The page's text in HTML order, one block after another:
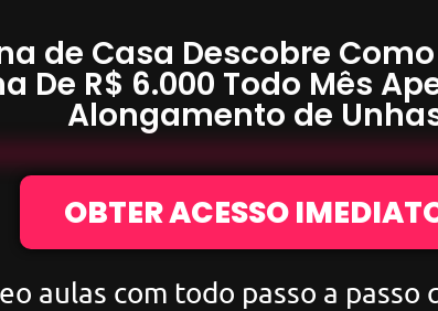
de Casa Descobre
De R$ 6.000 Todo Mês
Alongamento de
OBTER ACESSO
aulas com todo passo a passo